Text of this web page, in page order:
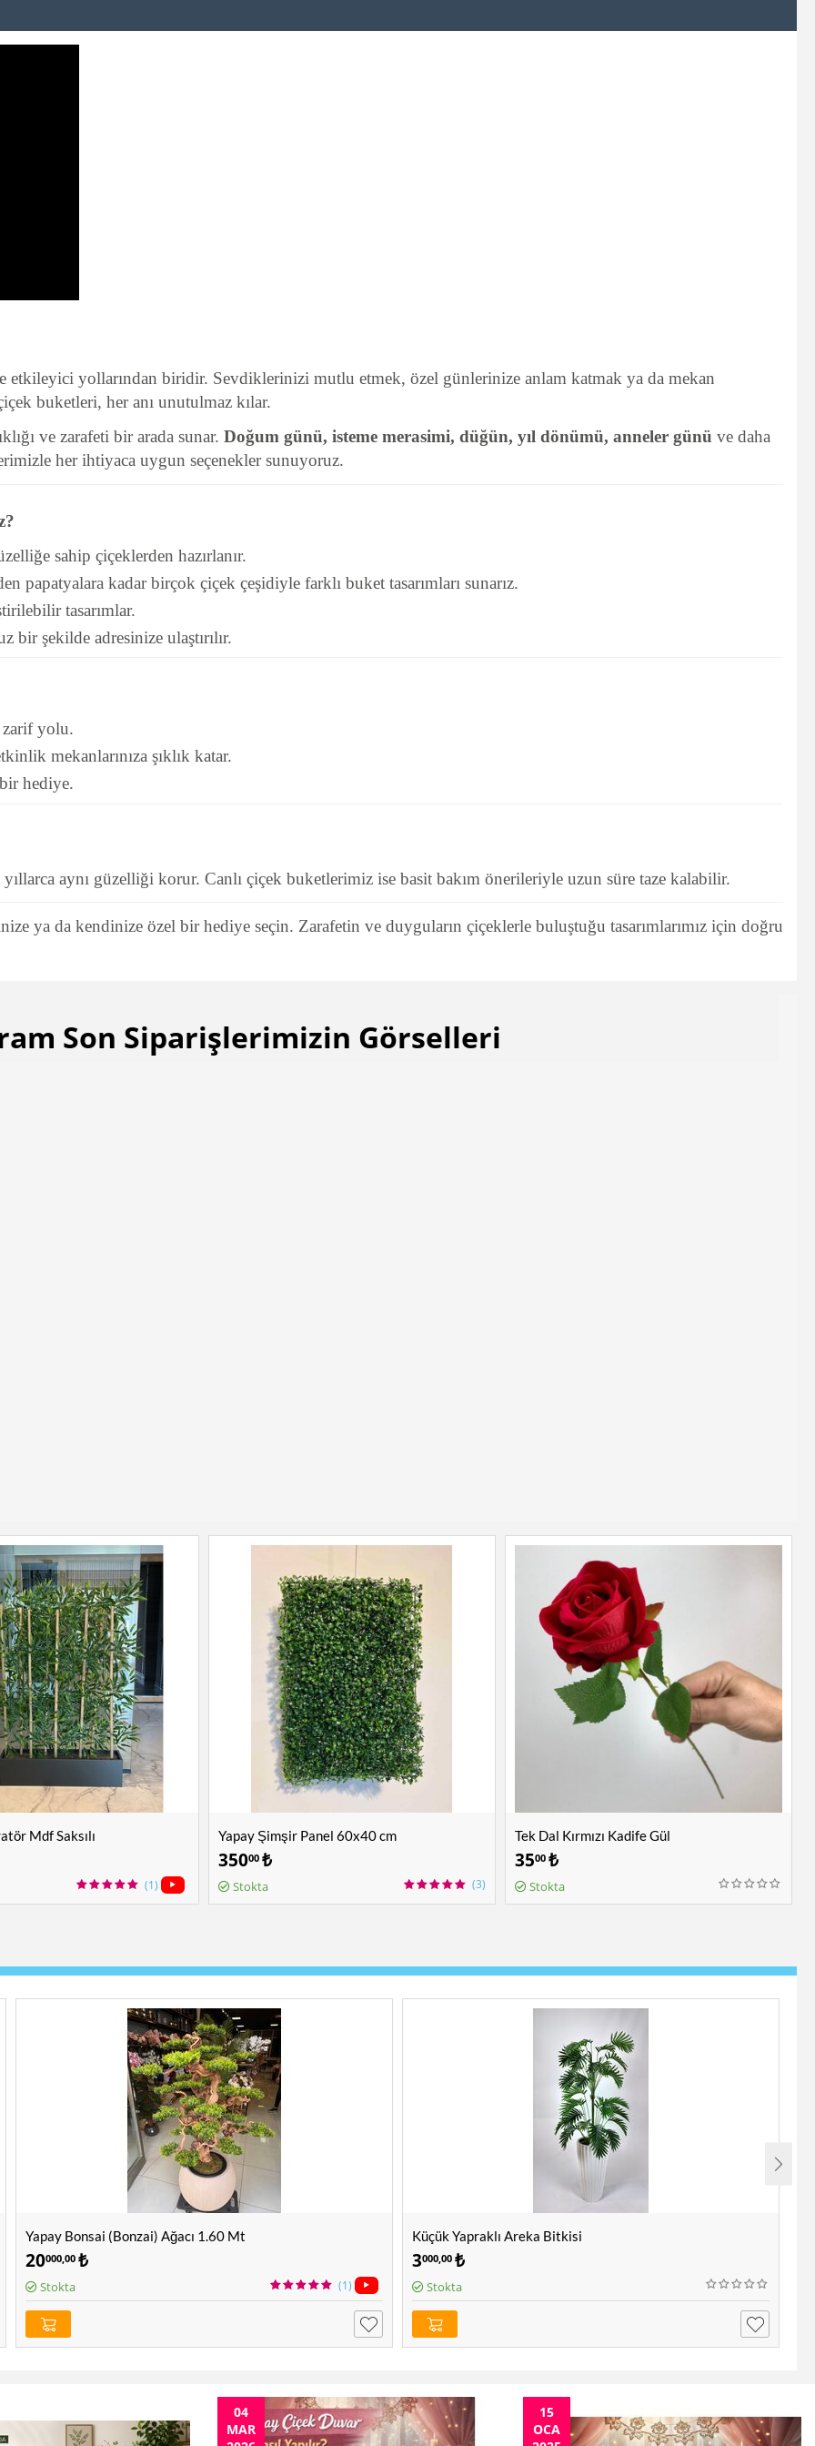
etkileyici yollarından biridir. Sevdiklerinizi mutlu etmek, özel günlerinize anlam katmak ya da mekan
buketleri, her anı unutulmaz kılar.
ve zarafeti bir arada sunar. Doğum günü, isteme merasimi, düğün, yıl dönümü, anneler günü ve daha
her ihtiyaca uygun seçenekler sunuyoruz.
sahip çiçeklerden hazırlanır.
papatyalara kadar birçok çiçek çeşidiyle farklı buket tasarımları sunarız.
tasarımlar.
bir şekilde adresinize ulaştırılır.
zarif yolu.
mekanlarınıza şıklık katar.
hediye.
aynı güzelliği korur. Canlı çiçek buketlerimiz ise basit bakım önerileriyle uzun süre taze kalabilir.
ya da kendinize özel bir hediye seçin. Zarafetin ve duyguların çiçeklerle buluştuğu tasarımlarımız için doğru
Son Siparişlerimizin Görselleri
Mdf Saksılı
(1)
Yapay Şimşir Panel 60x40 cm
35000 ₺
Stokta (3)
Tek Dal Kırmızı Kadife Gül
3500 ₺
Stokta
Yapay Bonsai (Bonzai) Ağacı 1.60 Mt
20000,00 ₺
Stokta (1)
Küçük Yapraklı Areka Bitkisi
3000,00 ₺
Stokta
04
MAR
15
OCA